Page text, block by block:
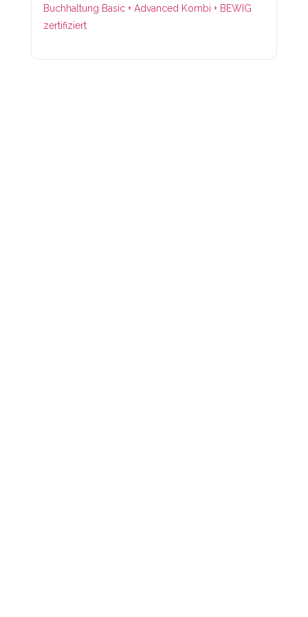
Buchhaltung Basic + Advanced Kombi + BEWIG
zertifiziert